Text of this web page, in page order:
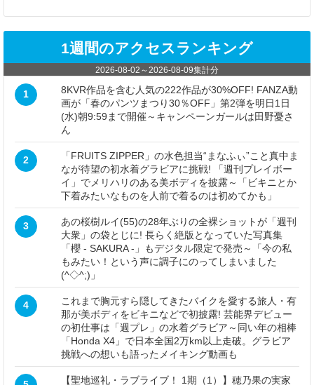
1週間のアクセスランキング
2026-08-02 ～ 2026-08-09集計分
1
8KVR作品を含む人気の222作品が30%OFF! FANZA動
画が「春のパンツまつり30％OFF」第2弾を明日1日
(水)朝9:59まで開催～キャンペーンガールは田野憂さ
ん
2
「FRUITS ZIPPER」の水色担当“まなふぃ”こと真中ま
なが待望の初水着グラビアに挑戦! 「週刊プレイボー
イ」でメリハリのある美ボディを披露～「ビキニとか
下着みたいなものを人前で着るのは初めてかも」
3
あの桜樹ルイ(55)の28年ぶりの全裸ショットが「週刊
大衆」の袋とじに! 長らく絶版となっていた写真集
「櫻 - SAKURA -」もデジタル限定で発売～「今の私
もみたい！という声に調子にのってしまいました
(^◇^;)」
4
これまで胸元すら隠してきたバイクを愛する旅人・有
那が美ボディをビキニなどで初披露! 芸能界デビュー
の初仕事は「週プレ」の水着グラビア～同い年の相棒
「Honda X4」で日本全国2万km以上走破。グラビア
挑戦への想いも語ったメイキング動画も
【聖地巡礼・ラブライブ！ 1期（1）】穂乃果の実家